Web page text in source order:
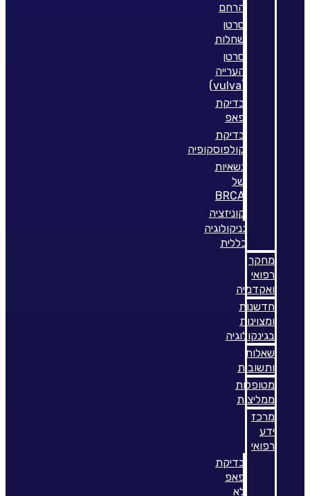
הרחם
סרטן
שחלות
סרטן
הערייה
(vulva)
בדיקת
פאפ
בדיקת
קולפוסקופיה
נשאיות
של
BRCA
קוניזציה
גניקולוגיה
כללית
מחקר
רפואי
ואקדמיה
חדשנות
ומצוינות
בגינקולוגיה
שאלות
ותשובות
מטופלות
ממליצות
מרכז
ידע
רפואי
בדיקת
פאפ
לא